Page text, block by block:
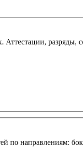
разряды,
по направлениям: